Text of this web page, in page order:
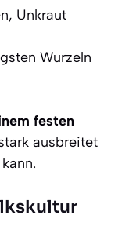
Unkraut
Wurzeln
festen
ausbreitet